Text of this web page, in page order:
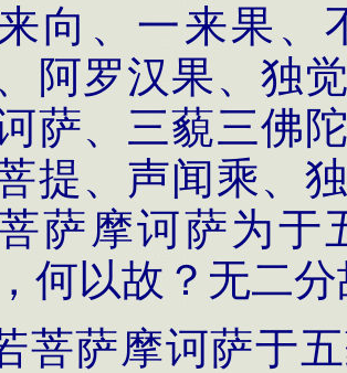
向、一来果、
阿罗汉果、独
萨、三藐三佛
提、声闻乘、
萨摩诃萨为于
何以故？无二
菩萨摩诃萨于